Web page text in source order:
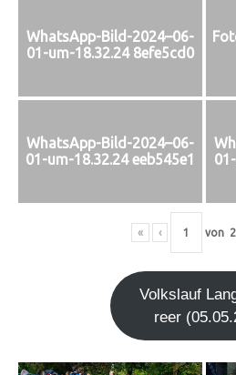
WhatsApp-Bild-2024–06-
01-um-18.32.24 8efe5cd0
WhatsApp-Bild-2024–06-
01-um-18.32.24 eeb545e1
« ‹ von 2
Volks­lauf
re­er